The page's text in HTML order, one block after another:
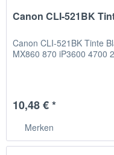
Canon CLI-521BK
Canon CLI-521BK Tinte
MX860 870 iP3600 4700
10,48 € *
Merken